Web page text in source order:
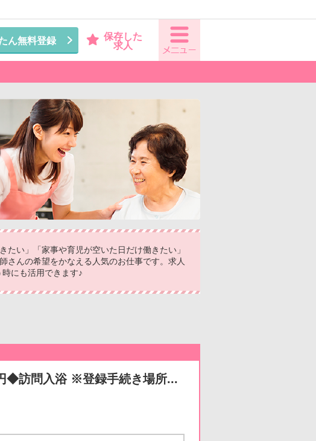
ん無料登録
保存した
求人
い」「家事や育児が空いた日だけ働きたい」
さんの希望をかなえる人気のお仕事です。求人
にも活用できます♪
◆訪問入浴 ※登録手続き場所...